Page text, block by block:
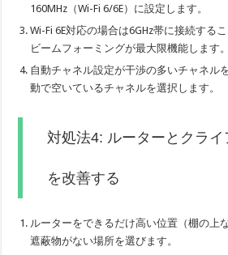
160MHz（Wi-Fi 6/6E）に設定します。
Wi-Fi 6E対応の場合は6GHz帯に接続する
ビームフォーミングが最大限機能します。
自動チャネル設定が干渉の多いチャネル
動で空いているチャネルを選択します。
対処法4: ルーターとクラ
を改善する
ルーターをできるだけ高い位置（棚の上
遮蔽物がない場所を選びます。